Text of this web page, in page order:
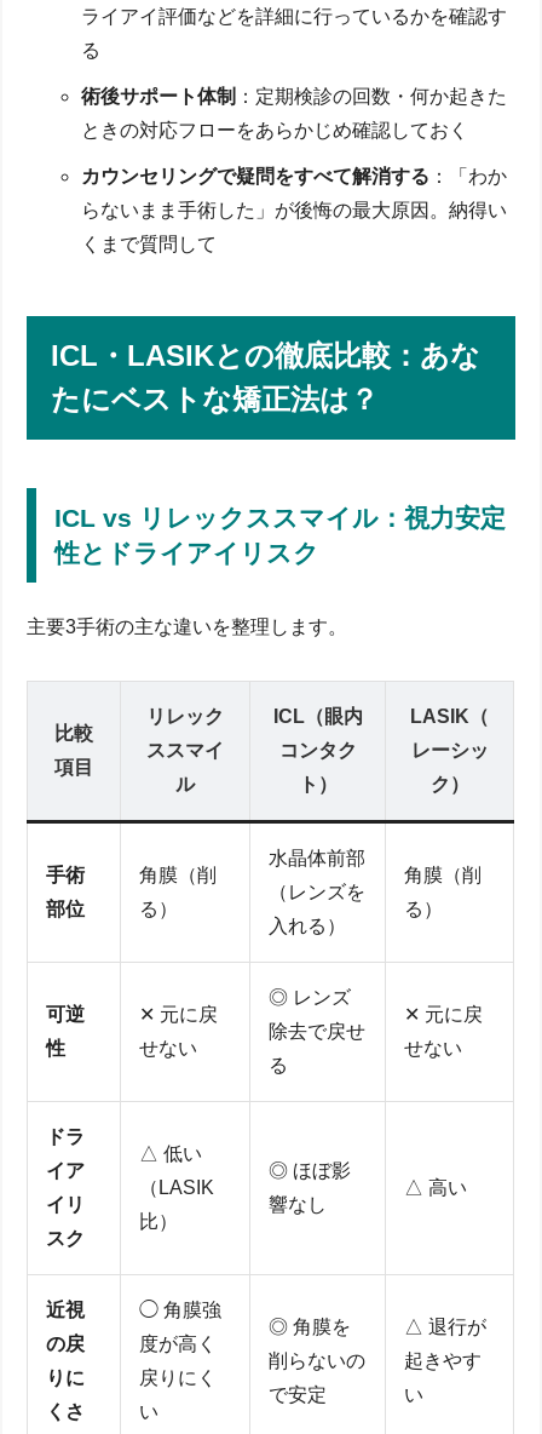
ライアイ評価などを詳細に行っているかを確認す
る
術後サポート体制 ：定期検診の回数・何か起きた
ときの対応フローをあらかじめ確認しておく
カウンセリングで疑問をすべて解消する ：「わか
らないまま手術した」が後悔の最大原因。納得い
くまで質問して
ICL・LASIKとの徹底比較：あな
たにベストな矯正法は？
ICL vs リレックススマイル：視力安定
性とドライアイリスク
主要3手術の主な違いを整理します。
比較
項目
リレック
ススマイ
ル
ICL（眼内
コンタク
ト）
LASIK（
レーシッ
ク）
手術
部位
角膜（削
る）
水晶体前部
（レンズを
入れる）
角膜（削
る）
可逆
性
✕ 元に戻
せない
◎ レンズ
除去で戻せ
る
✕ 元に戻
せない
ドラ
イア
イリ
スク
△ 低い
（LASIK
比）
◎ ほぼ影
響なし
△ 高い
近視
の戻
りに
くさ
◯ 角膜強
度が高く
戻りにく
い
◎ 角膜を
削らないの
で安定
△ 退行が
起きやす
い
手術費用と保険適用のリアル：総額でいくら掛かる？
初診から術後検診までの費用内訳
医療費控除・保険は使える？節約ポイント
芸能人はなぜリレックススマイルを選ぶ？公表費用
とスポンサー事情
失明リスクは理論上ゼロに近いと言われる理由
重大合併症が起きた場合の対応フローとセカンドオ
セルフケア
点眼・ホットアイマスクで涙液を守る
コンタクトレンズ一時併用はOK？矯正プランの選
択肢
運転・パソコン作業など生活制限の目安
リレックススマイルで後悔しないためのチェックリ
スト